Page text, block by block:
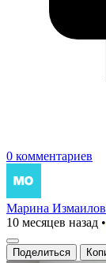
0 комментариев
Марина
10 месяцев назад •
Поделиться